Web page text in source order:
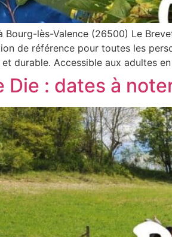
lès-Valence (26500) Le
de référence pour toutes les
durable. Accessible aux adultes
Die : dates à